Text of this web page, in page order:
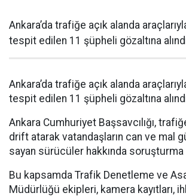
Ankara’da trafiğe açık alanda
tespit edilen 11 şüpheli gözaltına
Ankara’da trafiğe açık alanda
tespit edilen 11 şüpheli gözaltına
Ankara Cumhuriyet Başsavcılığı,
drift atarak vatandaşların can ve mal
sayan sürücüler hakkında soruşturma
Bu kapsamda Trafik Denetleme ve
Müdürlüğü ekipleri, kamera kayıtları,